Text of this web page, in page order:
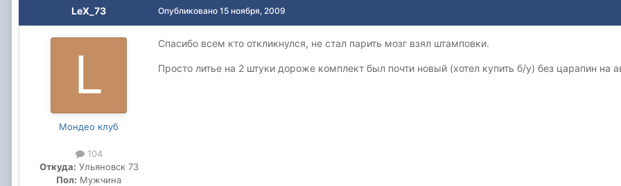
LeX_73
Мондео клуб
104
Откуда: Ульяновск 73
Пол: Мужчина
Опубликовано 15 ноября, 2009
Спасибо всем кто откликнулся, не стал парить мозг взял штамповки.
Просто литье на 2 штуки дороже комплект был почти новый (хотел купить б/у) без царапин на